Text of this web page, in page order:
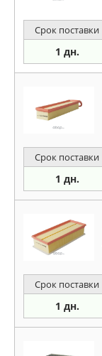
Срок поставки
1 дн.
Срок поставки
1 дн.
Срок поставки
1 дн.